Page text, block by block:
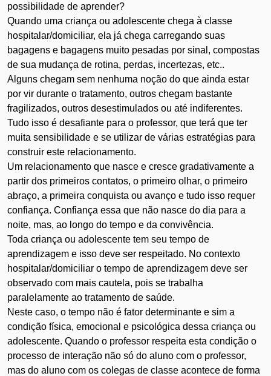
possibilidade de aprender?
Quando uma criança ou adolescente chega à classe
hospitalar/domiciliar, ela já chega carregando suas
bagagens e bagagens muito pesadas por sinal, compostas
de sua mudança de rotina, perdas, incertezas, etc..
Alguns chegam sem nenhuma noção do que ainda estar
por vir durante o tratamento, outros chegam bastante
fragilizados, outros desestimulados ou até indiferentes.
Tudo isso é desafiante para o professor, que terá que ter
muita sensibilidade e se utilizar de várias estratégias para
construir este relacionamento.
Um relacionamento que nasce e cresce gradativamente a
partir dos primeiros contatos, o primeiro olhar, o primeiro
abraço, a primeira conquista ou avanço e tudo isso requer
confiança. Confiança essa que não nasce do dia para a
noite, mas, ao longo do tempo e da convivência.
Toda criança ou adolescente tem seu tempo de
aprendizagem e isso deve ser respeitado. No contexto
hospitalar/domiciliar o tempo de aprendizagem deve ser
observado com mais cautela, pois se trabalha
paralelamente ao tratamento de saúde.
Neste caso, o tempo não é fator determinante e sim a
condição física, emocional e psicológica dessa criança ou
adolescente. Quando o professor respeita esta condição o
processo de interação não só do aluno com o professor,
mas do aluno com os colegas de classe acontece de forma